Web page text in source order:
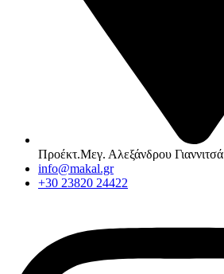
Προέκτ.Μεγ. Αλεξάνδρου Γιαννιτσά
info@makal.gr
+30 23820 24422